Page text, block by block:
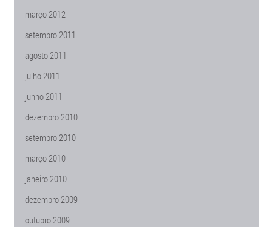
março 2012
setembro 2011
agosto 2011
julho 2011
junho 2011
dezembro 2010
setembro 2010
março 2010
janeiro 2010
dezembro 2009
outubro 2009